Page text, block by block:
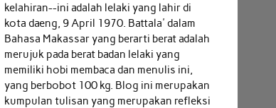
kelahiran--ini adalah lelaki yang lahir di
kota daeng, 9 April 1970. Battala' dalam
Bahasa Makassar yang berarti berat adalah
merujuk pada berat badan lelaki yang
memiliki hobi membaca dan menulis ini,
yang berbobot 100 kg. Blog ini merupakan
kumpulan tulisan yang merupakan refleksi